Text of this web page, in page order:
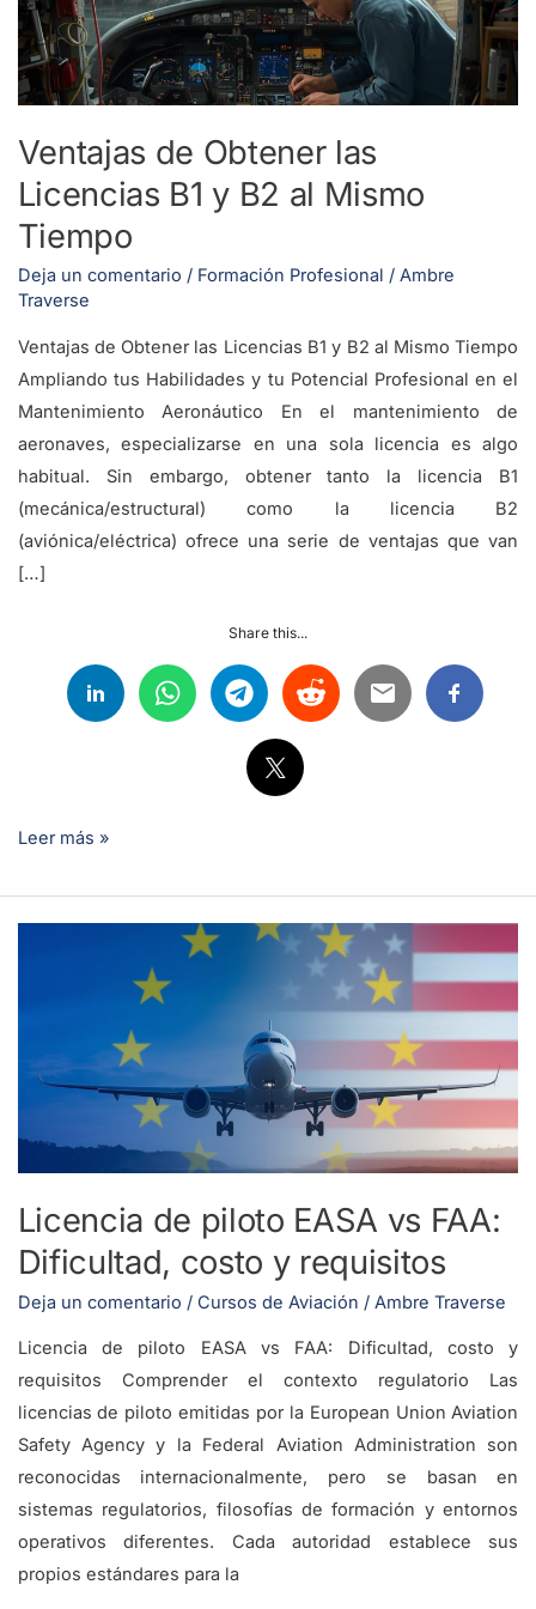
Ventajas de Obtener las
Licencias B1 y B2 al Mismo
Tiempo
Deja un comentario / Formación Profesional / Ambre
Traverse
Ventajas de Obtener las Licencias B1 y B2 al Mismo Tiempo
Ampliando tus Habilidades y tu Potencial Profesional en el
Mantenimiento Aeronáutico En el mantenimiento de
aeronaves, especializarse en una sola licencia es algo
habitual. Sin embargo, obtener tanto la licencia B1
(mecánica/estructural) como la licencia B2
(aviónica/eléctrica) ofrece una serie de ventajas que van
[…]
Share this...
B1
y
B2
Mismo
Tiempo
Leer más »
Licencia de piloto EASA vs FAA:
Dificultad, costo y requisitos
Deja un comentario / Cursos de Aviación / Ambre Traverse
Licencia de piloto EASA vs FAA: Dificultad, costo y
requisitos Comprender el contexto regulatorio Las
licencias de piloto emitidas por la European Union Aviation
Safety Agency y la Federal Aviation Administration son
reconocidas internacionalmente, pero se basan en
sistemas regulatorios, filosofías de formación y entornos
operativos diferentes. Cada autoridad establece sus
propios estándares para la
requisitos